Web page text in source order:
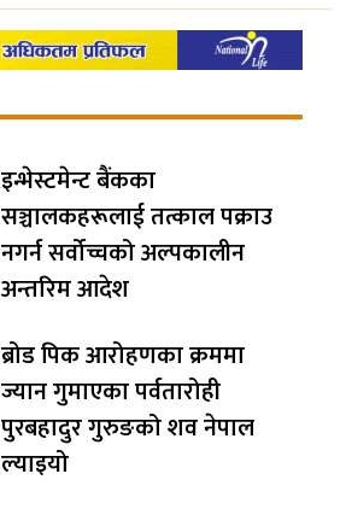
इन्भेस्टमेन्ट बैंकका
सञ्चालकहरूलाई तत्काल पक्राउ
नगर्न सर्वोच्चको अल्पकालीन
अन्तरिम आदेश
ब्रोड पिक आरोहणका क्रममा
ज्यान गुमाएका पर्वतारोही
पुरबहादुर गुरुङको शव नेपाल
ल्याइयो